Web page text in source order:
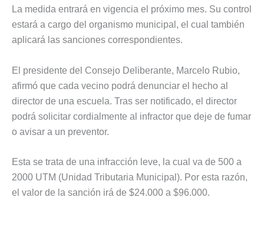
La medida entrará en vigencia el próximo mes. Su control
estará a cargo del organismo municipal, el cual también
aplicará las sanciones correspondientes.
El presidente del Consejo Deliberante, Marcelo Rubio,
afirmó que cada vecino podrá denunciar el hecho al
director de una escuela. Tras ser notificado, el director
podrá solicitar cordialmente al infractor que deje de fumar
o avisar a un preventor.
Esta se trata de una infracción leve, la cual va de 500 a
2000 UTM (Unidad Tributaria Municipal). Por esta razón,
el valor de la sanción irá de $24.000 a $96.000.